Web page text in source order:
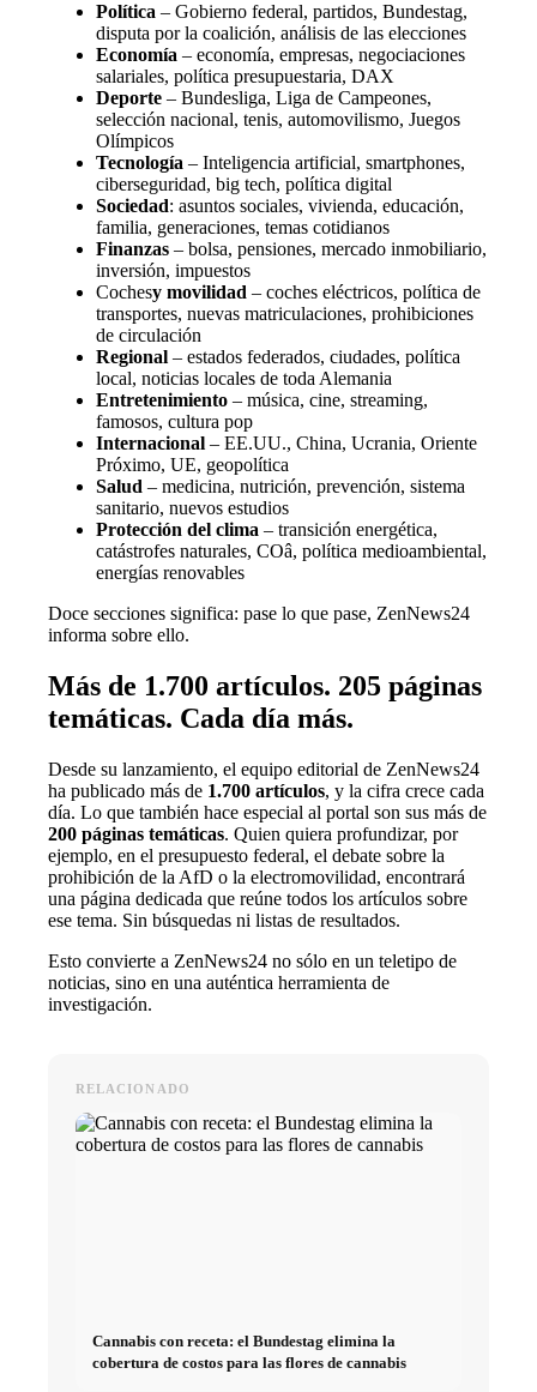
Política – Gobierno federal, partidos, Bundestag,
disputa por la coalición, análisis de las elecciones
Economía – economía, empresas, negociaciones
salariales, política presupuestaria, DAX
Deporte – Bundesliga, Liga de Campeones,
selección nacional, tenis, automovilismo, Juegos
Olímpicos
Tecnología – Inteligencia artificial, smartphones,
ciberseguridad, big tech, política digital
Sociedad: asuntos sociales, vivienda, educación,
familia, generaciones, temas cotidianos
Finanzas – bolsa, pensiones, mercado inmobiliario,
inversión, impuestos
Cochesy movilidad – coches eléctricos, política de
transportes, nuevas matriculaciones, prohibiciones
de circulación
Regional – estados federados, ciudades, política
local, noticias locales de toda Alemania
Entretenimiento – música, cine, streaming,
famosos, cultura pop
Internacional – EE.UU., China, Ucrania, Oriente
Próximo, UE, geopolítica
Salud – medicina, nutrición, prevención, sistema
sanitario, nuevos estudios
Protección del clima – transición energética,
catástrofes naturales, COâ, política medioambiental,
energías renovables
Doce secciones significa: pase lo que pase, ZenNews24
informa sobre ello.
Más de 1.700 artículos. 205 páginas
temáticas. Cada día más.
Desde su lanzamiento, el equipo editorial de ZenNews24
ha publicado más de 1.700 artículos, y la cifra crece cada
día. Lo que también hace especial al portal son sus más de
200 páginas temáticas. Quien quiera profundizar, por
ejemplo, en el presupuesto federal, el debate sobre la
prohibición de la AfD o la electromovilidad, encontrará
una página dedicada que reúne todos los artículos sobre
ese tema. Sin búsquedas ni listas de resultados.
Esto convierte a ZenNews24 no sólo en un teletipo de
noticias, sino en una auténtica herramienta de
investigación.
RELACIONADO
Cannabis con receta: el Bundestag elimina la
cobertura de costos para las flores de cannabis